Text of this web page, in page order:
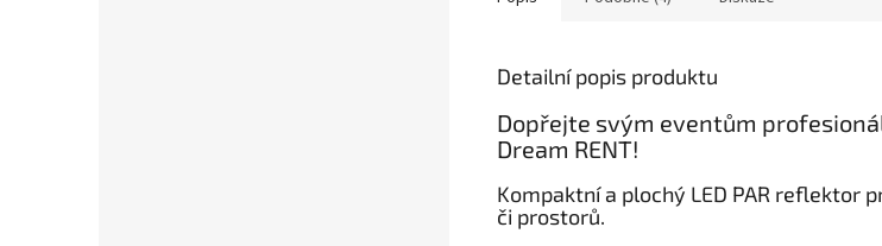
Detailní popis produktu
Dopřejte svým eventům
Dream RENT!
Kompaktní a plochý LED PAR reflektor
či prostorů.